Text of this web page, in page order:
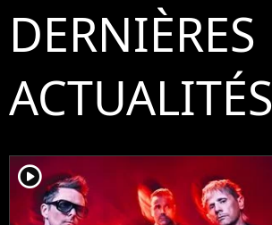
DERNIÈRES
ACTUALITÉS
player2